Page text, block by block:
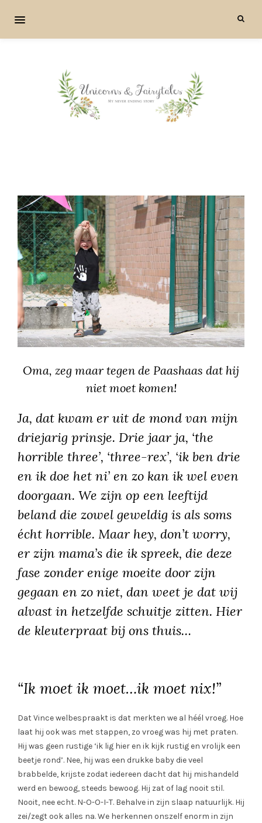
Oma, zeg maar tegen de Paashaas dat hij
niet moet komen!
Ja, dat kwam er uit de mond van mijn
driejarig prinsje. Drie jaar ja, ‘the
horrible three’, ‘three-rex’, ‘ik ben drie
en ik doe het ni’ en zo kan ik wel even
doorgaan. We zijn op een leeftijd
beland die zowel geweldig is als soms
écht horrible. Maar hey, don’t worry,
er zijn mama’s die ik spreek, die deze
fase zonder enige moeite door zijn
gegaan en zo niet, dan weet je dat wij
alvast in hetzelfde schuitje zitten. Hier
de kleuterpraat bij ons thuis…
“Ik moet ik moet…ik moet nix!”
Dat Vince welbespraakt is dat merkten we al héél vroeg. Hoe
laat hij ook was met stappen, zo vroeg was hij met praten.
Hij was geen rustige ‘ik lig hier en ik kijk rustig en vrolijk een
beetje rond’. Nee, hij was een drukke baby die veel
brabbelde, krijste zodat iedereen dacht dat hij mishandeld
werd en bewoog, steeds bewoog. Hij zat of lag nooit stil.
Nooit, nee echt. N-O-O-I-T. Behalve in zijn slaap natuurlijk. Hij
zei/zegt ook alles na. We herkennen onszelf enorm in zijn